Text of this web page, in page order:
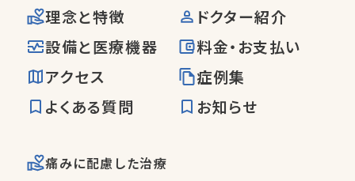
理念と特徴
ドクター紹介
設備と医療機器
料金・お支払い
アクセス
症例集
よくある質問
お知らせ
痛みに配慮した治療